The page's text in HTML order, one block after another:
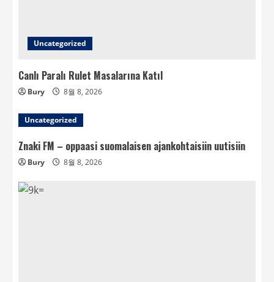
Uncategorized
Canlı Paralı Rulet Masalarına Katıl
Bury 8월 8, 2026
Uncategorized
Znaki FM – oppaasi suomalaisen ajankohtaisiin uutisiin
Bury 8월 8, 2026